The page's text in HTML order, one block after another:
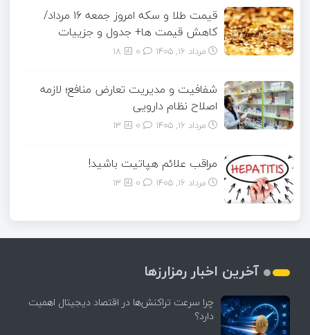
قیمت طلا و سکه امروز جمعه ۱۶ مرداد/
کاهش قیمت ها+ جدول و جزییات
مرداد ۱۶, ۱۴۰۵ 18
شفافیت و مدیریت تعارض منافع؛ لازمه
اصلاح نظام دارویی
مرداد ۱۶, ۱۴۰۵ 13
مراقب علائم هپاتیت باشید!
مرداد ۱۶, ۱۴۰۵ 13
آخرین اخبار رمزارزها
چرا سرعت تراکنش‌ها در اقتصاد دیجیتال اهمیت
دارد؟